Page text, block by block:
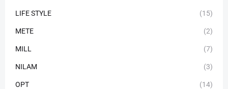
LIFE STYLE (15)
METE (2)
MILL (7)
NILAM (3)
OPT (14)